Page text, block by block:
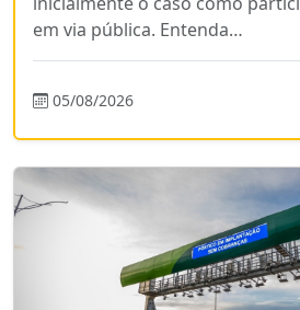
em via pública. Entenda…
05/08/2026